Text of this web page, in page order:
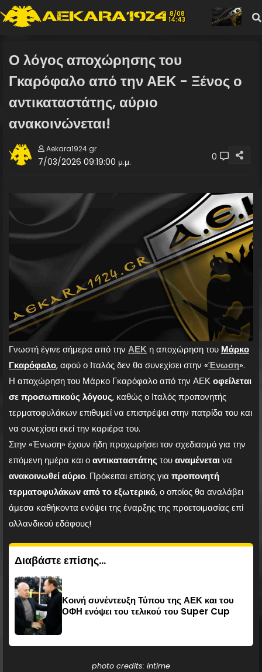
8/08
14:43
Ο λόγος αποχώρησης του
Γκαρόφαλο από την ΑΕΚ - Ξένος ο
αντικαταστάτης, αύριο
ανακοινώνεται!
Aekara1924.gr
7/03/2026 09:19:00 μ.μ. 0
Γνωστή έγινε σήμερα από την ΑΕΚ η αποχώρηση του Μάρκο
Γκαρόφαλο, αφού ο Ιταλός δεν θα συνεχίσει στην «Ένωση».
Η αποχώρηση του Μάρκο Γκαρόφαλο από την ΑΕΚοφείλεται
σε προσωπικούς λόγους, καθώς ο Ιταλός προπονητής
τερματοφυλάκων επιθυμεί να επιστρέψει στην πατρίδα του και
να συνεχίσει εκεί την καριέρα του.
Στην «Ένωση» έχουν ήδη προχωρήσει τον σχεδιασμό για την
επόμενη ημέρα και οαντικαταστάτηςτουαναμένεταινα
ανακοινωθείαύριο. Πρόκειται επίσης για προπονητή
τερματοφυλάκων από το εξωτερικό, ο οποίος θα αναλάβει
άμεσα καθήκοντα ενόψει της έναρξης της προετοιμασίας επί
ολλανδικού εδάφους!
Διαβάστε επίσης...
Κοινή συνέντευξη Τύπου της ΑΕΚ και του
ΟΦΗ ενόψει του τελικού του Super Cup
photo credits: intime